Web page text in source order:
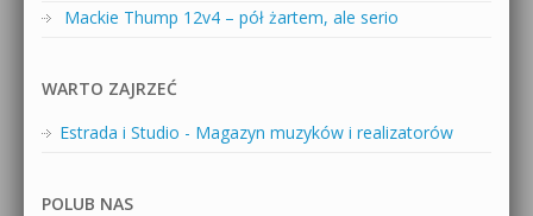
Mackie Thump 12v4 – pół żartem, ale serio
WARTO ZAJRZEĆ
Estrada i Studio - Magazyn muzyków i realizatorów
POLUB NAS